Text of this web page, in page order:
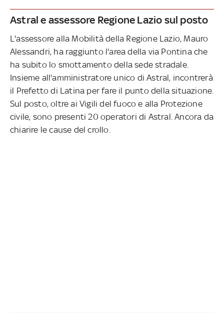
Astral e assessore Regione Lazio sul posto
L'assessore alla Mobilità della Regione Lazio, Mauro
Alessandri, ha raggiunto l'area della via Pontina che
ha subito lo smottamento della sede stradale.
Insieme all'amministratore unico di Astral, incontrerà
il Prefetto di Latina per fare il punto della situazione.
Sul posto, oltre ai Vigili del fuoco e alla Protezione
civile, sono presenti 20 operatori di Astral. Ancora da
chiarire le cause del crollo.